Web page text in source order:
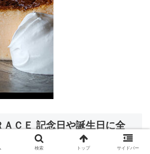
ＡＣＥ 記念日や誕生日に全
フト【生クリームつき なめ
検索 トップ サイドバー